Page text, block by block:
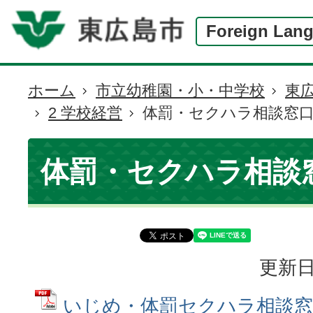
Foreign
現
在
の
置
ホーム 市立幼稚園・小・中学校
東
2 学校経営
体罰・セクハラ相談窓
体罰・セクハラ相談
更新
いじめ・体罰セクハラ相談